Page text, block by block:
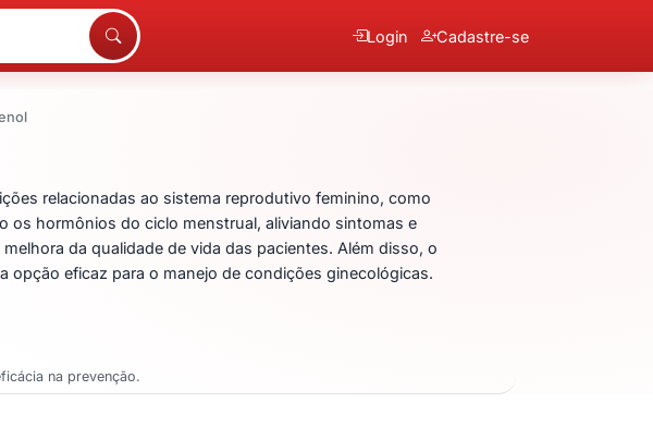
Login Cadastre-se
relacionadas ao sistema reprodutivo feminino, como
os hormônios do ciclo menstrual, aliviando sintomas e
da qualidade de vida das pacientes. Além disso, o
opção eficaz para o manejo de condições ginecológicas.
na prevenção.